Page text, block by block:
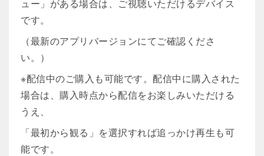
ュー」がある場合は、ご視聴いただけるデバイス
です。
（最新のアプリバージョンにてご確認くださ
い。）
※配信中のご購入も可能です。配信中に購入された
場合は、購入時点から配信をお楽しみいただける
うえ、
「最初から観る」を選択すれば追っかけ再生も可
能です。